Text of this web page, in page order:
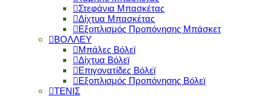
Στεφάνια Μπασκέτας
Δίχτυα Μπασκέτας
Εξοπλισμός Προπόνησης Μπάσκετ
ΒΟΛΛΕΥ
Μπάλες Βόλεϊ
Δίχτυα Βόλεϊ
Επιγονατίδες Βόλεϊ
Εξοπλισμός Προπόνησης Βόλεϊ
ΤΕΝΙΣ